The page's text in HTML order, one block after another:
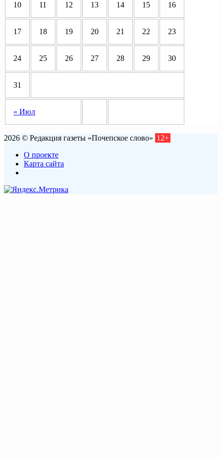
« Июл
10 11 12 13 14 15 16
17 18 19 20 21 22 23
24 25 26 27 28 29 30
31
2026 © Редакция газеты «Почепское слово» 12+
О проекте
Карта сайта